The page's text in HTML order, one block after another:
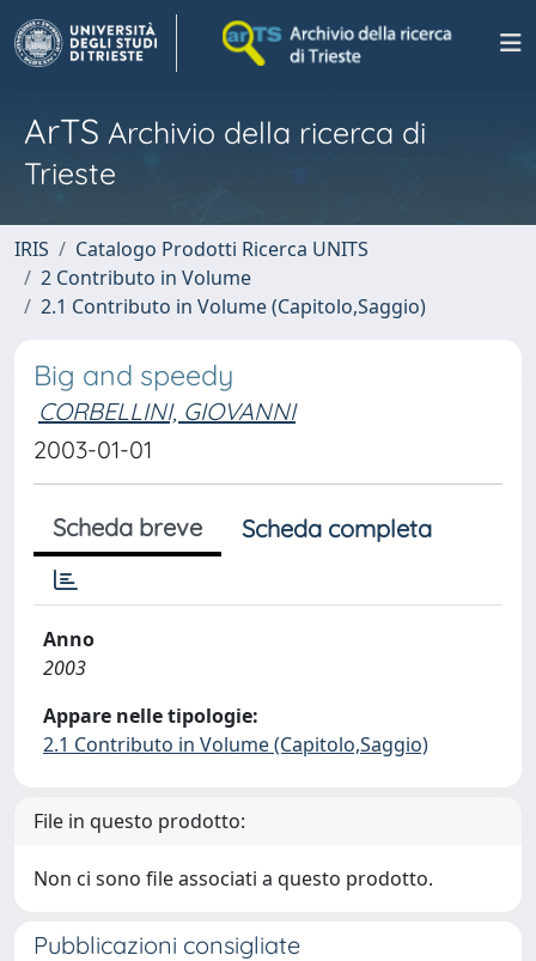
ArTS Archivio della ricerca di
Trieste
IRIS
Catalogo Prodotti Ricerca UNITS
2 Contributo in Volume
2.1 Contributo in Volume (Capitolo,Saggio)
Big and speedy
CORBELLINI, GIOVANNI
2003-01-01
Scheda breve Scheda completa
Anno
2003
Appare nelle tipologie:
2.1 Contributo in Volume (Capitolo,Saggio)
File in questo prodotto:
Non ci sono file associati a questo prodotto.
Pubblicazioni consigliate